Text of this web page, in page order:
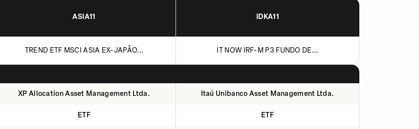
ASIA11 IDKA11
TREND ETF MSCI ASIA EX-JAPÃO... IT NOW IRF-M P3 FUNDO DE...
XP Allocation Asset Management Ltda. Itaú Unibanco Asset Management Ltda.
ETF ETF